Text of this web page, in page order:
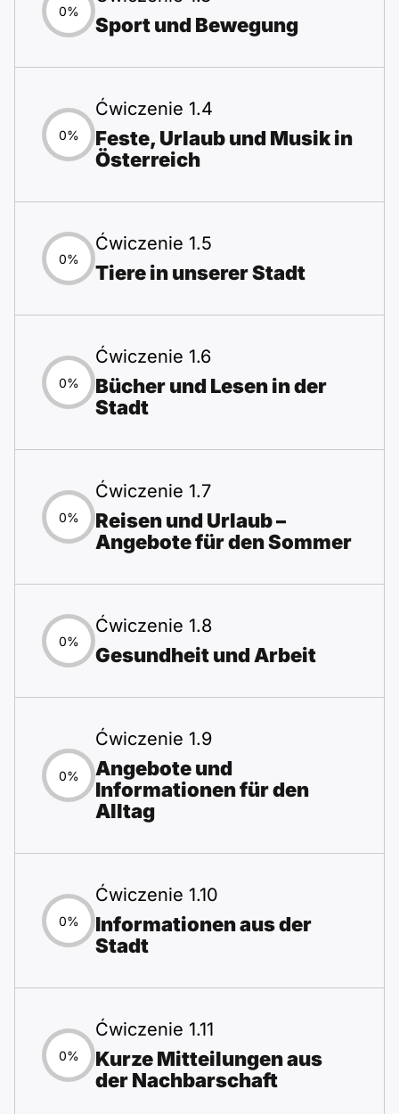
0%
Sport und Bewegung
0%
Ćwiczenie 1.4
Feste, Urlaub und Musik in
Österreich
0%
Ćwiczenie 1.5
Tiere in unserer Stadt
0%
Ćwiczenie 1.6
Bücher und Lesen in der
Stadt
0%
Ćwiczenie 1.7
Reisen und Urlaub –
Angebote für den Sommer
0%
Ćwiczenie 1.8
Gesundheit und Arbeit
0%
Ćwiczenie 1.9
Angebote und
Informationen für den
Alltag
0%
Ćwiczenie 1.10
Informationen aus der
Stadt
0%
Ćwiczenie 1.11
Kurze Mitteilungen aus
der Nachbarschaft